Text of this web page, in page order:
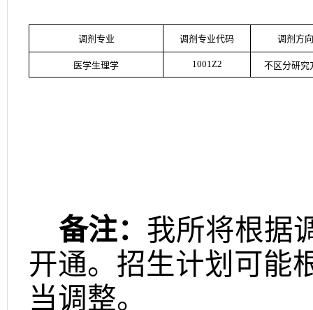
调剂专业 调剂专业代码 调剂方向
医学生理学 1001Z2 不区分研究
备注： 我所将根据
开通。招生计划可能
当调整。